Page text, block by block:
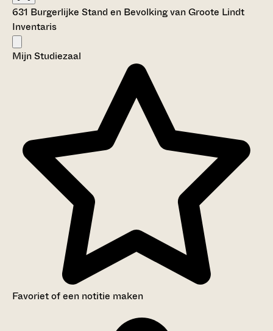
631 Burgerlijke Stand en Bevolking van Groote Lindt
Inventaris
Mijn Studiezaal
Favoriet of een notitie maken